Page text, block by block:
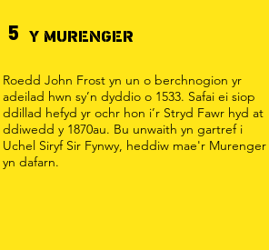
5 Y MURENGER
Roedd John Frost yn un o berchnogion yr
adeilad hwn sy’n dyddio o 1533. Safai ei siop
ddillad hefyd yr ochr hon i’r Stryd Fawr hyd at
ddiwedd y 1870au. Bu unwaith yn gartref i
Uchel Siryf Sir Fynwy, heddiw mae'r Murenger
yn dafarn.